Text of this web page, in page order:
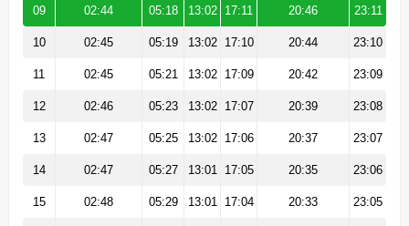
09 02:44 05:18 13:02 17:11 20:46 23:11
10 02:45 05:19 13:02 17:10 20:44 23:10
11 02:45 05:21 13:02 17:09 20:42 23:09
12 02:46 05:23 13:02 17:07 20:39 23:08
13 02:47 05:25 13:02 17:06 20:37 23:07
14 02:47 05:27 13:01 17:05 20:35 23:06
15 02:48 05:29 13:01 17:04 20:33 23:05